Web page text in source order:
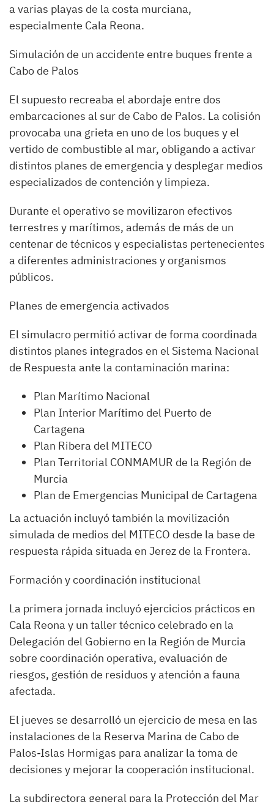
a varias playas de la costa murciana,
especialmente Cala Reona.
Simulación de un accidente entre buques frente a
Cabo de Palos
El supuesto recreaba el abordaje entre dos
embarcaciones al sur de Cabo de Palos. La colisión
provocaba una grieta en uno de los buques y el
vertido de combustible al mar, obligando a activar
distintos planes de emergencia y desplegar medios
especializados de contención y limpieza.
Durante el operativo se movilizaron efectivos
terrestres y marítimos, además de más de un
centenar de técnicos y especialistas pertenecientes
a diferentes administraciones y organismos
públicos.
Planes de emergencia activados
El simulacro permitió activar de forma coordinada
distintos planes integrados en el Sistema Nacional
de Respuesta ante la contaminación marina:
Plan Marítimo Nacional
Plan Interior Marítimo del Puerto de
Cartagena
Plan Ribera del MITECO
Plan Territorial CONMAMUR de la Región de
Murcia
Plan de Emergencias Municipal de Cartagena
La actuación incluyó también la movilización
simulada de medios del MITECO desde la base de
respuesta rápida situada en Jerez de la Frontera.
Formación y coordinación institucional
La primera jornada incluyó ejercicios prácticos en
Cala Reona y un taller técnico celebrado en la
Delegación del Gobierno en la Región de Murcia
sobre coordinación operativa, evaluación de
riesgos, gestión de residuos y atención a fauna
afectada.
El jueves se desarrolló un ejercicio de mesa en las
instalaciones de la Reserva Marina de Cabo de
Palos-Islas Hormigas para analizar la toma de
decisiones y mejorar la cooperación institucional.
La subdirectora general para la Protección del Mar